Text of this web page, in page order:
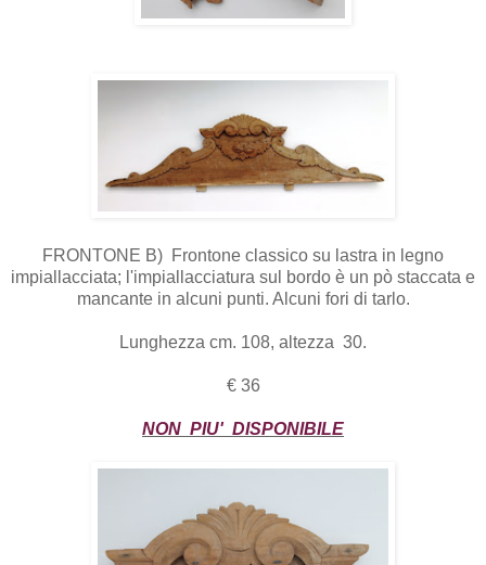
FRONTONE B) Frontone classico su lastra in legno
impiallacciata; l'impiallacciatura sul bordo è un pò staccata e
mancante in alcuni punti. Alcuni fori di tarlo.
Lunghezza cm. 108, altezza 30.
€ 36
NON PIU' DISPONIBILE